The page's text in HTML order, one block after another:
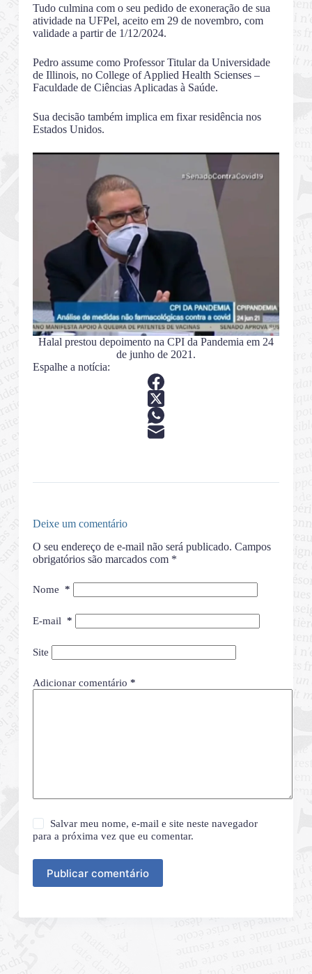
Tudo culmina com o seu pedido de exoneração de sua
atividade na UFPel, aceito em 29 de novembro, com
validade a partir de 1/12/2024.
Pedro assume como Professor Titular da Universidade
de Illinois, no College of Applied Health Scienses –
Faculdade de Ciências Aplicadas à Saúde.
Sua decisão também implica em fixar residência nos
Estados Unidos.
Halal prestou depoimento na CPI da Pandemia em 24
de junho de 2021.
Espalhe a notícia:
Deixe um comentário
O seu endereço de e-mail não será publicado. Campos
obrigatórios são marcados com *
Nome *
E-mail *
Site
Adicionar comentário *
Salvar meu nome, e-mail e site neste navegador
para a próxima vez que eu comentar.
Publicar comentário